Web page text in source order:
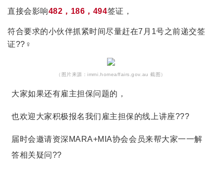
直接会影响482，186，494签证，
符合要求的小伙伴抓紧时间尽量赶在7月1号之前递交签
证??‍♀️
（图片来源：immi.homeaffairs.gov.au 截图）
大家如果还有雇主担保问题的，
也欢迎大家积极报名我们雇主担保的线上讲座??‍?
届时会邀请资深MARA+MIA协会会员来帮大家一一解
答相关疑问??